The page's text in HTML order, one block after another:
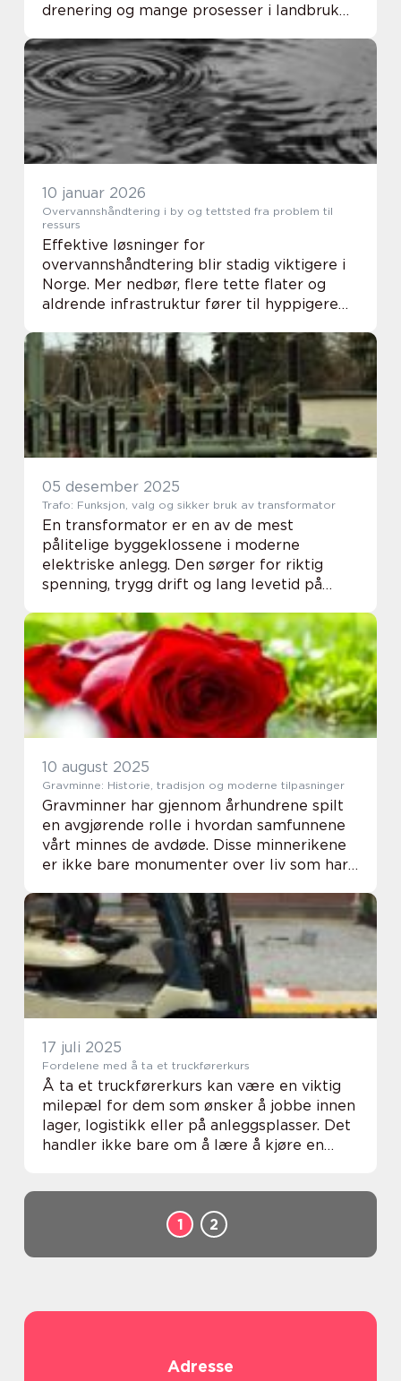
drenering og mange prosesser i landbruk
driftssikkerhet over tid, blir valget av
pumper en av...
10 januar 2026
Overvannshåndtering i by og tettsted fra problem til
ressurs
Effektive løsninger for
overvannshåndtering blir stadig viktigere i
Norge. Mer nedbør, flere tette flater og
aldrende infrastruktur fører til hyppigere
belastning på kommunale avløpssystemer.
Samtidig kan godt planla...
05 desember 2025
Trafo: Funksjon, valg og sikker bruk av transformator
En transformator er en av de mest
pålitelige byggeklossene i moderne
elektriske anlegg. Den sørger for riktig
spenning, trygg drift og lang levetid på
noe som gir varmgang, støy ell...
10 august 2025
Gravminne: Historie, tradisjon og moderne tilpasninger
Gravminner har gjennom århundrene spilt
en avgjørende rolle i hvordan samfunnene
vårt minnes de avdøde. Disse minnerikene
er ikke bare monumenter over liv som har
kulturelle t...
17 juli 2025
Fordelene med å ta et truckførerkurs
Å ta et truckførerkurs kan være en viktig
milepæl for dem som ønsker å jobbe innen
lager, logistikk eller på anleggsplasser. Det
handler ikke bare om å lære å kjøre en
1 2
Adresse